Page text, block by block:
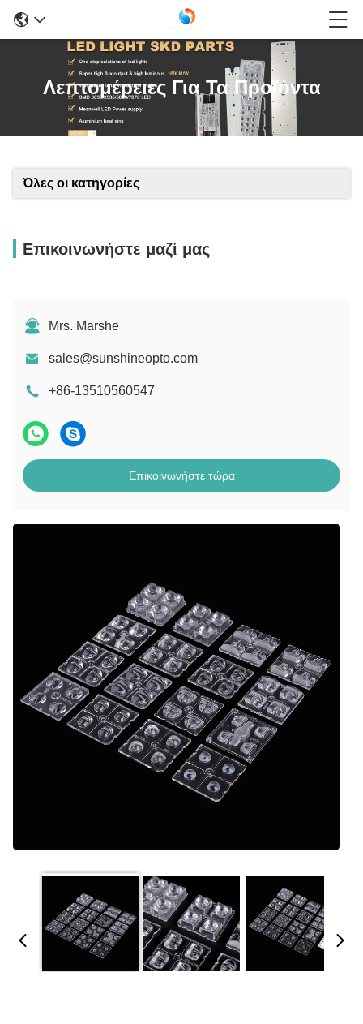
Λεπτομέρειες Για Τα Προϊόντα
Όλες οι κατηγορίες
Επικοινωνήστε μαζί μας
Mrs. Marshe
sales@sunshineopto.com
+86-13510560547
Επικοινωνήστε τώρα